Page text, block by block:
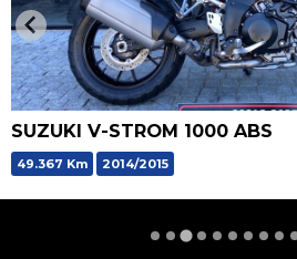
SUZUKI V-STROM 1000 ABS
49.367 Km 2014/2015